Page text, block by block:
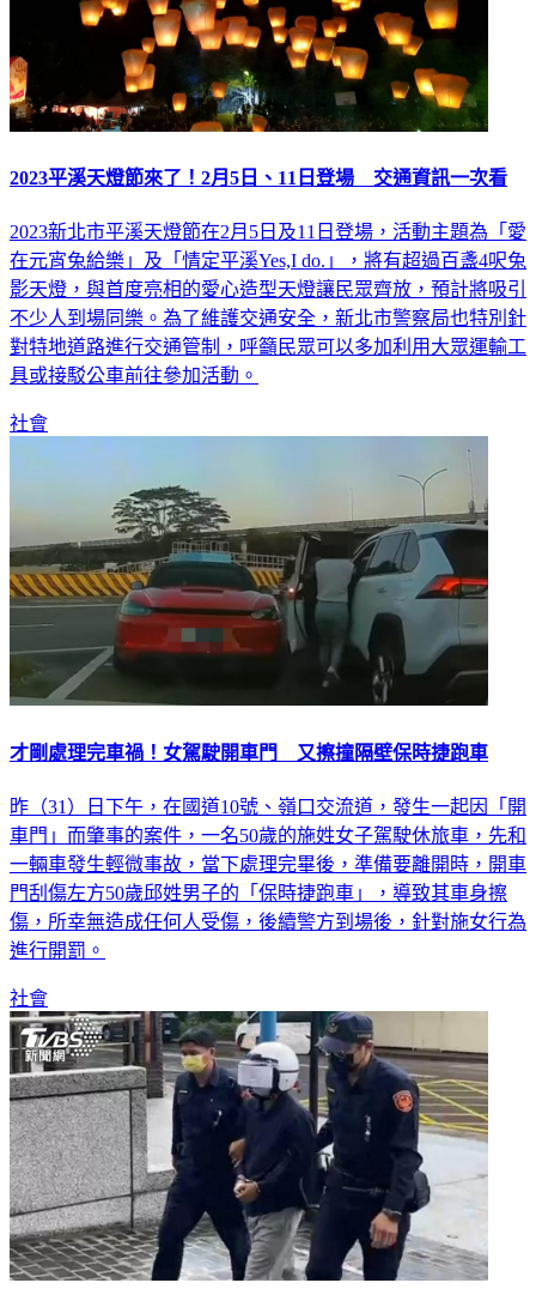
2023平溪天燈節來了！2月5日、11日登場 交通資訊一次看
2023新北市平溪天燈節在2月5日及11日登場，活動主題為「愛
在元宵兔給樂」及「情定平溪Yes,I do.」，將有超過百盞4呎兔
影天燈，與首度亮相的愛心造型天燈讓民眾齊放，預計將吸引
不少人到場同樂。為了維護交通安全，新北市警察局也特別針
對特地道路進行交通管制，呼籲民眾可以多加利用大眾運輸工
具或接駁公車前往參加活動。
社會
才剛處理完車禍！女駕駛開車門 又擦撞隔壁保時捷跑車
昨（31）日下午，在國道10號、嶺口交流道，發生一起因「開
車門」而肇事的案件，一名50歲的施姓女子駕駛休旅車，先和
一輛車發生輕微事故，當下處理完畢後，準備要離開時，開車
門刮傷左方50歲邱姓男子的「保時捷跑車」，導致其車身擦
傷，所幸無造成任何人受傷，後續警方到場後，針對施女行為
進行開罰。
社會